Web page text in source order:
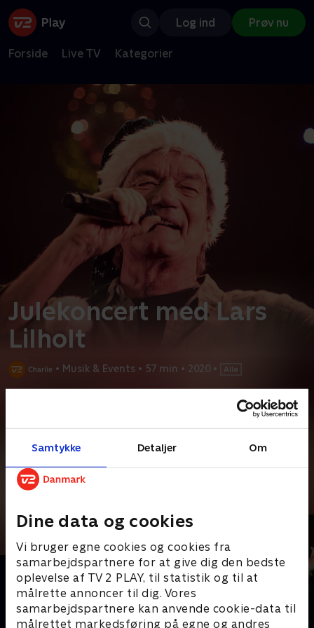
Samtykke Detaljer Om
Dine data og cookies
Vi bruger egne cookies og cookies fra
samarbejdspartnere for at give dig den bedste
oplevelse af TV 2 PLAY, til statistik og til at
målrette annoncer til dig. Vores
samarbejdspartnere kan anvende cookie-data til
målrettet markedsføring på egne og andres
Log ind Prøv nu
Forside Live TV Kategorier
Julekoncert med Lars
Lilholt
• Musik & Events • 57 min • 2020 •
Kom med på en unik, musikalsk rejse i selskab med den
Andre så også